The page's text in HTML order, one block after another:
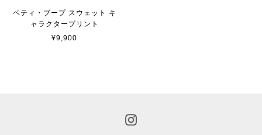
ベティ・ブープ スウェット キ
ャラクタープリント
¥9,900